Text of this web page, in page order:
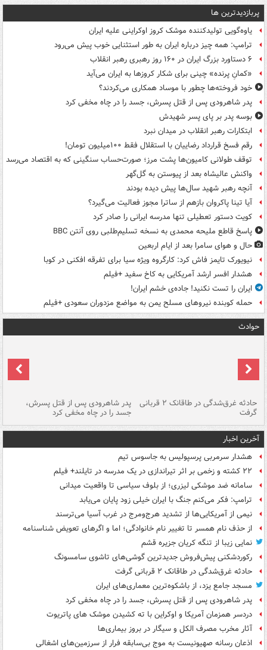
پربازدیدترین ها
یاوه‌گویی تولیدکننده موشک کروز اوکراینی علیه ایران
ترامپ: همه چیز درباره ایران به طور استثنایی خوب پیش می‌رود
۶ دستاورد بزرگ ایران در ۱۶۰ روز رهبری رهبر انقلاب
«کمانِ پرنده» چینی برای شکار کروزها به ایران می‌آید
خود فروخته‌ها چطور با موساد همکاری می‌کردند؟
پدر شاهرودی پس از قتل پسرش، جسد را در چاه مخفی کرد
بوسه‌ پدر بر پای پسر شهیدش
ابتکارات رهبر انقلاب در میدان نبرد
رقم فسخ قرارداد رضاییان با استقلال فقط ۱۰۰میلیون تومان!
توقف طولانی کامیون‌ها پشت مرز؛ صورت‌حساب سنگینی که به اقتصاد می‌رسد
واکنش عالیشاه بعد از پیوستن به گل‌گهر
آنچه رهبر شهید سال‌ها پیش دیده بودند
آیا تینا پاکروان بازهم از ساترا مجوز فعالیت می‌گیرد؟
کویت دستور تعطیلی تنها مدرسه ایرانی را صادر کرد
پاسخ قاطع ملیحه محمدی به نسخه تسلیم‌طلبی روی آنتن BBC
حال و هوای سامرا بعد از ایام اربعین
نیویورک تایمز فاش کرد: کارگروه ویژه سیا برای تفرقه افکنی در کوبا
هشدار افسر ارشد آمریکایی به کاخ سفید +فیلم
ایران را تست نکنید! جاده‌ی خشم ایران!
حمله کوبنده نیروهای مسلح یمن به مواضع مزدوران سعودی +فیلم
حوادث
حادثه غرق‌شدگی در طاقانک ۲ قربانی
گرفت
پدر شاهرودی پس از قتل پسرش،
جسد را در چاه مخفی کرد
آخرین اخبار
هشدار سرمربی پرسپولیس به جاسوس تیم
۲۲ کشته و زخمی بر اثر تیراندازی در یک مدرسه در تایلند+ فیلم
سامانه ضد موشکی لیزری؛ از بلوف سیاسی تا واقعیت میدانی
ترامپ: فکر می‌کنم جنگ با ایران خیلی زود پایان می‌یابد
نیمی از آمریکایی‌ها از تشدید هرج‌ومرج در غرب آسیا می‌ترسند
از حذف نام همسر تا تغییر نام خانوادگی؛ اما و اگرهای تعویض شناسنامه
نمایی زیبا از تنگه کریان جزیره قشم
رکوردشکنی پیش‌فروش جدیدترین گوشی‌های تاشوی سامسونگ
حادثه غرق‌شدگی در طاقانک ۲ قربانی گرفت
مسجد جامع یزد، از باشکوه‌ترین معماری‌های ایران
پدر شاهرودی پس از قتل پسرش، جسد را در چاه مخفی کرد
دردسر همزمان آمریکا و اوکراین با ته کشیدن موشک های پاتریوت
آثار مخرب مصرف الکل و سیگار در بروز بیماری‌ها
اذعان رسانه صهیونیست به موج بی‌سابقه فرار از سرزمین‌های اشغالی